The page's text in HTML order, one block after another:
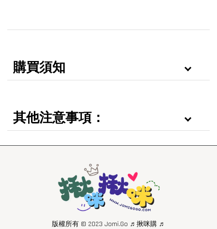
購買須知
其他注意事項：
版權所有 © 2023 Jomi.Go ♬揪咪購 ♬